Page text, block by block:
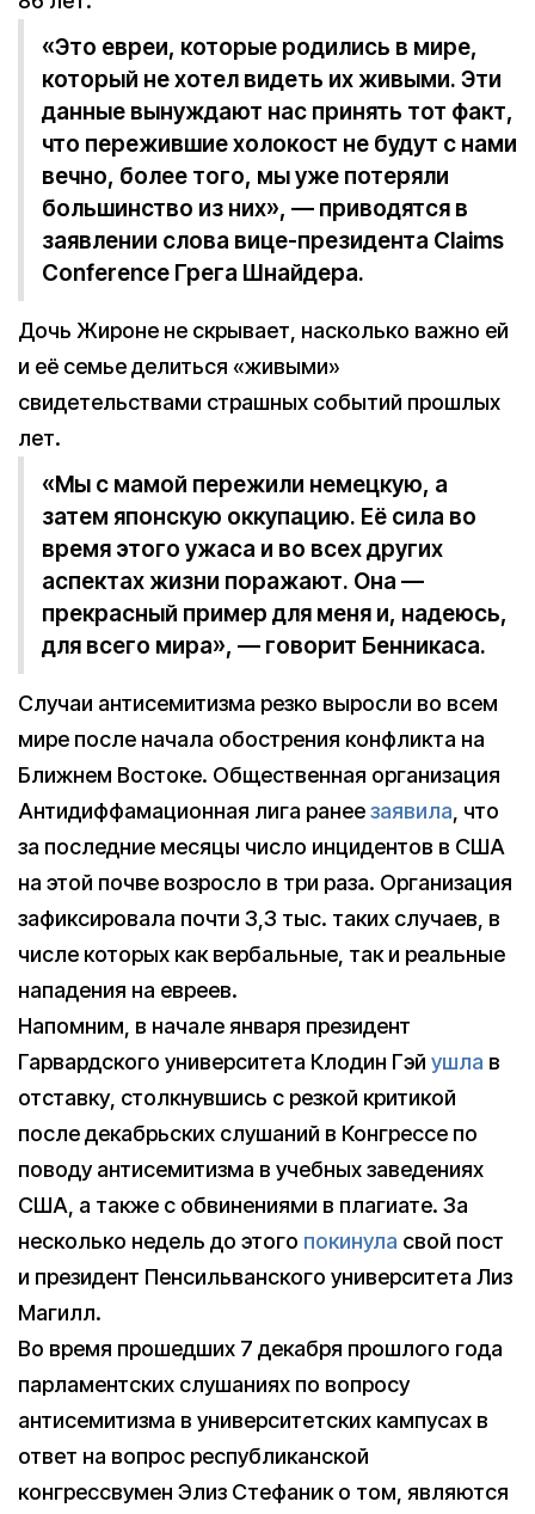
«Это евреи, которые родились в мире,
который не хотел видеть их живыми. Эти
данные вынуждают нас принять тот факт,
что пережившие холокост не будут с нами
вечно, более того, мы уже потеряли
большинство из них», — приводятся в
заявлении слова вице-президента Claims
Conference Грега Шнайдера.
Дочь Жироне не скрывает, насколько важно ей
и её семье делиться «живыми»
свидетельствами страшных событий прошлых
лет.
«Мы с мамой пережили немецкую, а
затем японскую оккупацию. Её сила во
время этого ужаса и во всех других
аспектах жизни поражают. Она —
прекрасный пример для меня и, надеюсь,
для всего мира», — говорит Бенникаса.
Случаи антисемитизма резко выросли во всем
мире после начала обострения конфликта на
Ближнем Востоке. Общественная организация
Антидиффамационная лига ранеезаявила, что
за последние месяцы число инцидентов в США
на этой почве возросло в три раза. Организация
зафиксировала почти 3,3 тыс. таких случаев, в
числе которых как вербальные, так и реальные
нападения на евреев.
Напомним, в начале января президент
Гарвардского университета Клодин Гэй ушла в
отставку, столкнувшись с резкой критикой
после декабрьских слушаний в Конгрессе по
поводу антисемитизма в учебных заведениях
США, а также с обвинениями в плагиате. За
несколько недель до этого покинула свой пост
и президент Пенсильванского университета Лиз
Магилл.
Во время прошедших 7 декабря прошлого года
парламентских слушаниях по вопросу
антисемитизма в университетских кампусах в
ответ на вопрос республиканской
конгрессвумен Элиз Стефаник о том, являются